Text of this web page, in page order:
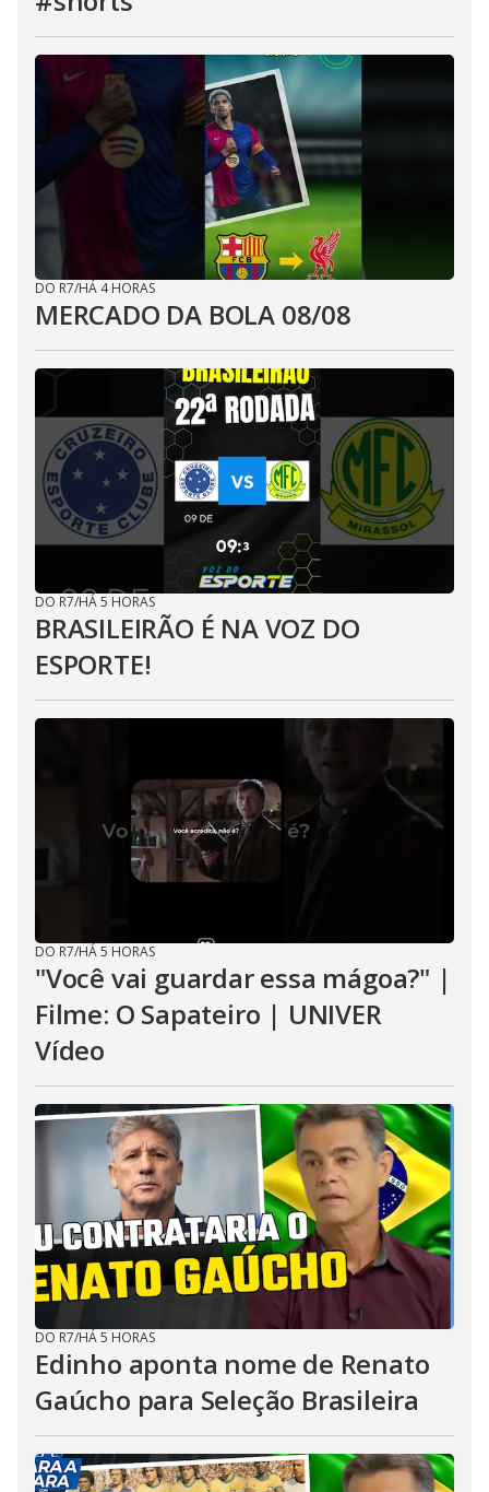
DO R7/HÁ 4 HORAS
MERCADO DA BOLA 08/08
DO R7/HÁ 5 HORAS
BRASILEIRÃO É NA VOZ DO
ESPORTE!
DO R7/HÁ 5 HORAS
"Você vai guardar essa mágoa?" |
Filme: O Sapateiro | UNIVER
Vídeo
DO R7/HÁ 5 HORAS
Edinho aponta nome de Renato
Gaúcho para Seleção Brasileira